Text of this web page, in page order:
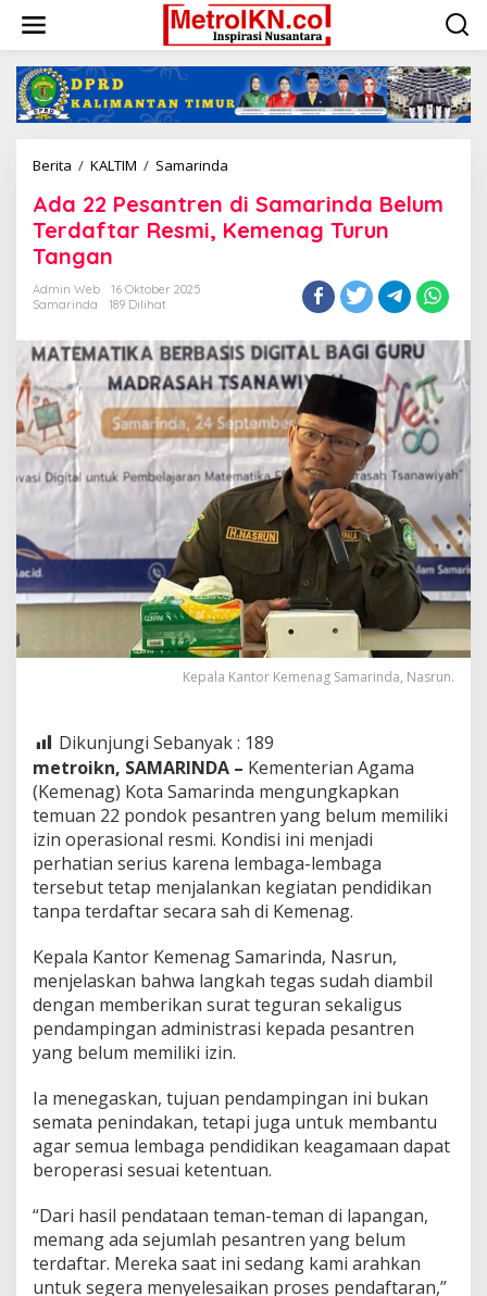
konten
Berita / KALTIM / Samarinda
Pesantren
di
Samarinda
Turun
Tangan
Ada 22 Pesantren di Samarinda Belum
Terdaftar Resmi, Kemenag Turun
Tangan
Admin Web
16 Oktober 2025
Samarinda
189 Dilihat
Kepala Kantor Kemenag Samarinda, Nasrun.
Dikunjungi Sebanyak : 189
metroikn, SAMARINDA – Kementerian Agama
(Kemenag) Kota Samarinda mengungkapkan
temuan 22 pondok pesantren yang belum memiliki
izin operasional resmi. Kondisi ini menjadi
perhatian serius karena lembaga-lembaga
tersebut tetap menjalankan kegiatan pendidikan
tanpa terdaftar secara sah di Kemenag.
Kepala Kantor Kemenag Samarinda, Nasrun,
menjelaskan bahwa langkah tegas sudah diambil
dengan memberikan surat teguran sekaligus
pendampingan administrasi kepada pesantren
yang belum memiliki izin.
Ia menegaskan, tujuan pendampingan ini bukan
semata penindakan, tetapi juga untuk membantu
agar semua lembaga pendidikan keagamaan dapat
beroperasi sesuai ketentuan.
“Dari hasil pendataan teman-teman di lapangan,
memang ada sejumlah pesantren yang belum
terdaftar. Mereka saat ini sedang kami arahkan
untuk segera menyelesaikan proses pendaftaran,”